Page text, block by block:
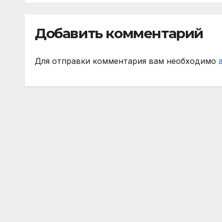
МАТЧ ПРЕМЬЕР
Добавить комментарий
Для отправки комментария вам необходимо